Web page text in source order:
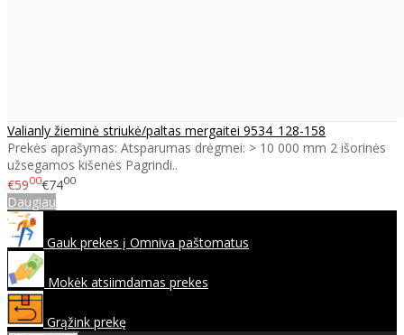
Valianly žieminė striukė/paltas mergaitei 9534_128-158
Prekės aprašymas: Atsparumas drėgmei: > 10 000 mm 2 išorinės
užsegamos kišenės Pagrindi..
€5900€7400
Daugiau
Gauk prekes į Omniva paštomatus
Mokėk atsiimdamas prekes
Grąžink prekę